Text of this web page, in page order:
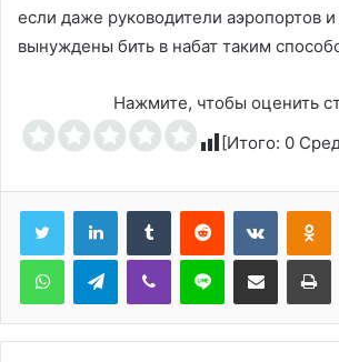
если даже руководители аэропортов
вынуждены бить в набат таким
Нажмите, чтобы оценить
[Итого: 0
Tumblr Reddit
WhatsAppTelegramViber Line Поделиться через электронную почту